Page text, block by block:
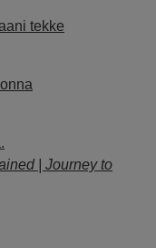
tekke
| Journey to